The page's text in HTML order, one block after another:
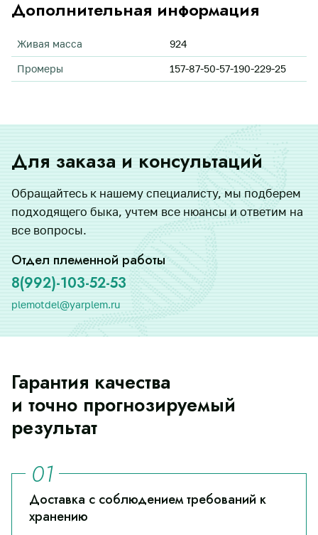
Дополнительная информация
Живая масса 924
Промеры 157-87-50-57-190-229-25
Для заказа и консультаций
Обращайтесь к нашему специалисту, мы подберем
подходящего быка, учтем все нюансы и ответим на
все вопросы.
Отдел племенной работы
8(992)-103-52-53
plemotdel@yarplem.ru
Гарантия качества
и точно прогнозируемый
результат
Доставка с соблюдением требований к
хранению